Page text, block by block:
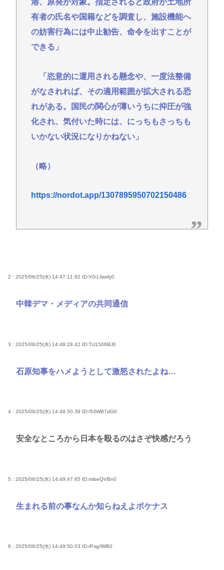
港、原発が対象。指定されると政府が土地所
有者の氏名や国籍などを調査し、施設機能へ
の妨害行為には中止勧告、命令を出すことが
できる」
「恣意的に運用される懸念や、一度法整備
がなされれば、その適用範囲が拡大される恐
れがある。国民の関心が薄いうちに抑圧が強
化され、気付いた時には、にっちもさっちも
いかない状況になりかねない」
（略）
https://nordot.app/1307895950702150486
2 : 2025/06/25(水) 14:47:11.82 ID:VG1Jwsfy0
中韓デマ・メディアの共同通信
3 : 2025/06/25(水) 14:48:28.42 ID:TU1506BJ0
石原知事をハメようとして激怒されたよね…
4 : 2025/06/25(水) 14:48:50.39 ID:/53WB7dG0
安全なところから日本を殴るのはさぞ快感だろう
5 : 2025/06/25(水) 14:49:47.65 ID:mibeQVBn0
生まれる前の事なんか知らねえよボケナス
6 : 2025/06/25(水) 14:49:50.03 ID:rPsg/lWB0